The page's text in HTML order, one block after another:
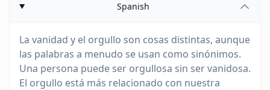
Spanish
La vanidad y el orgullo son cosas distintas, aunque
las palabras a menudo se usan como sinónimos.
Una persona puede ser orgullosa sin ser vanidosa.
El orgullo está más relacionado con nuestra